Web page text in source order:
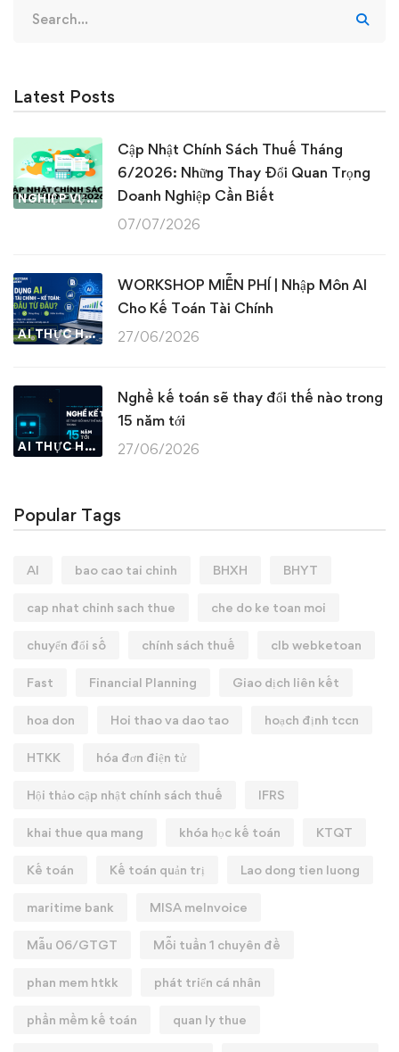
for:
Latest Posts
NGHIỆP VỤ KẾ TOÁN & THUẾ
Cập Nhật Chính Sách Thuế Tháng
6/2026: Những Thay Đổi Quan Trọng
Doanh Nghiệp Cần Biết
07/07/2026
AI THỰC HÀNH
WORKSHOP MIỄN PHÍ | Nhập Môn AI
Cho Kế Toán Tài Chính
27/06/2026
AI THỰC HÀNH
Nghề kế toán sẽ thay đổi thế nào trong
15 năm tới
27/06/2026
Popular Tags
AI bao cao tai chinh BHXH BHYT
cap nhat chinh sach thue che do ke toan moi
chuyển đổi số chính sách thuế clb webketoan
Fast Financial Planning Giao dịch liên kết
hoa don Hoi thao va dao tao hoạch định tccn
HTKK hóa đơn điện tử
Hội thảo cập nhật chính sách thuế IFRS
khai thue qua mang khóa học kế toán KTQT
Kế toán Kế toán quản trị Lao dong tien luong
maritime bank MISA meInvoice
Mẫu 06/GTGT Mỗi tuần 1 chuyên đề
phan mem htkk phát triển cá nhân
phần mềm kế toán quan ly thue